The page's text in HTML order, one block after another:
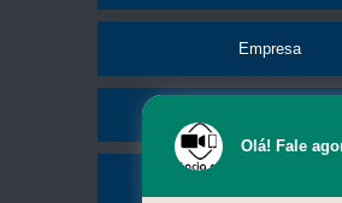
Empresa
Olá! Fale